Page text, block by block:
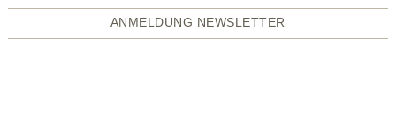
ANMELDUNG NEWSLETTER